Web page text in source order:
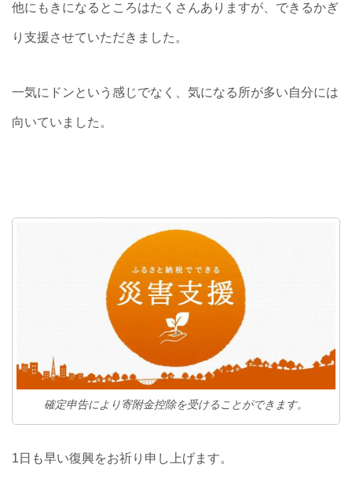
他にもきになるところはたくさんありますが、できるかぎ
り支援させていただきました。
一気にドンという感じでなく、気になる所が多い自分には
向いていました。
確定申告により寄附金控除を受けることができます。
1日も早い復興をお祈り申し上げます。